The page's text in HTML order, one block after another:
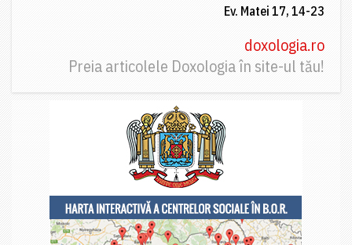
Ev. Matei 17, 14-23
doxologia.ro
Preia articolele Doxologia în site-ul tău!